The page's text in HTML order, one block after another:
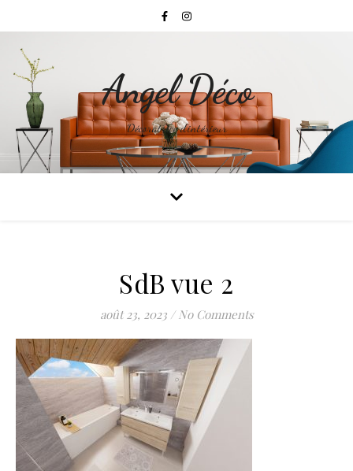
Angel Déco
Décoratrice d'intérieur
SdB vue 2
août 23, 2023 / No Comments